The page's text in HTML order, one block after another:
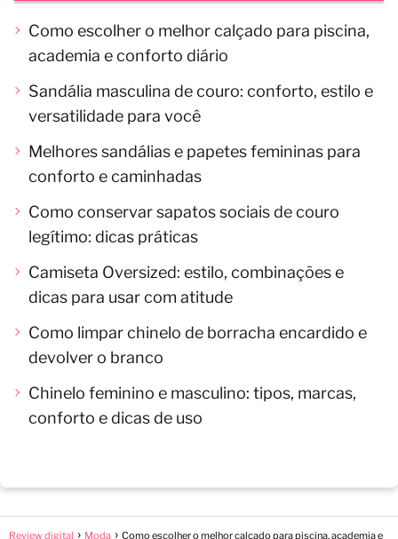
Como escolher o melhor calçado para piscina,
academia e conforto diário
Sandália masculina de couro: conforto, estilo e
versatilidade para você
Melhores sandálias e papetes femininas para
conforto e caminhadas
Como conservar sapatos sociais de couro
legítimo: dicas práticas
Camiseta Oversized: estilo, combinações e
dicas para usar com atitude
Como limpar chinelo de borracha encardido e
devolver o branco
Chinelo feminino e masculino: tipos, marcas,
conforto e dicas de uso
Review digital Moda Como escolher o melhor calçado para piscina, academia e